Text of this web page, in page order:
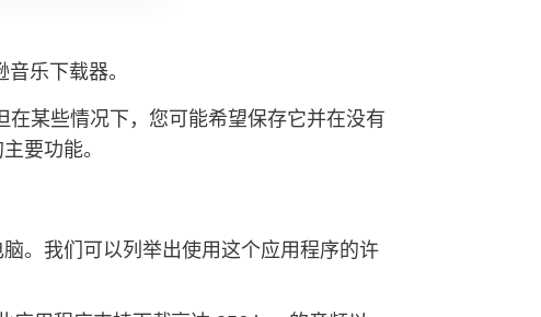
乐下载器。
某些情况下，您可能希望保存它并在没有
要功能。
。我们可以列举出使用这个应用程序的许